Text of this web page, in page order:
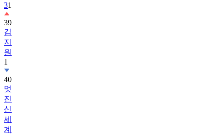
31
39
김
지
원
1
40
멋
진
신
세
계